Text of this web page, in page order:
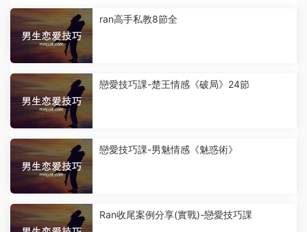
ran高手私教8節全
戀愛技巧課-楚王情感《破局》24節
戀愛技巧課-男魅情感《魅惑術》
Ran收尾案例分享(實戰)-戀愛技巧課